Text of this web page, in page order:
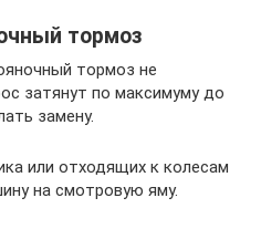
тормоз
тормоз не
затянут по максимуму до
замену.
или отходящих к колесам
на смотровую яму.